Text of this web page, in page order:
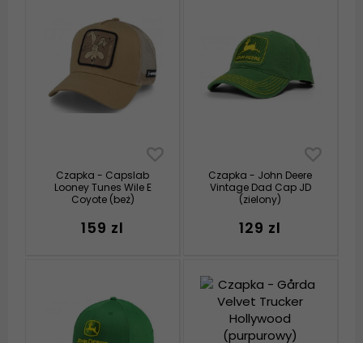
Czapka - Capslab
Looney Tunes Wile E
Coyote (beż)
159 zl
Czapka - John Deere
Vintage Dad Cap JD
(zielony)
129 zl